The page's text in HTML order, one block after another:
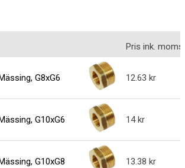
Pris ink. moms
G8xG6 12.63
G10xG6 14
G10xG8 13.38